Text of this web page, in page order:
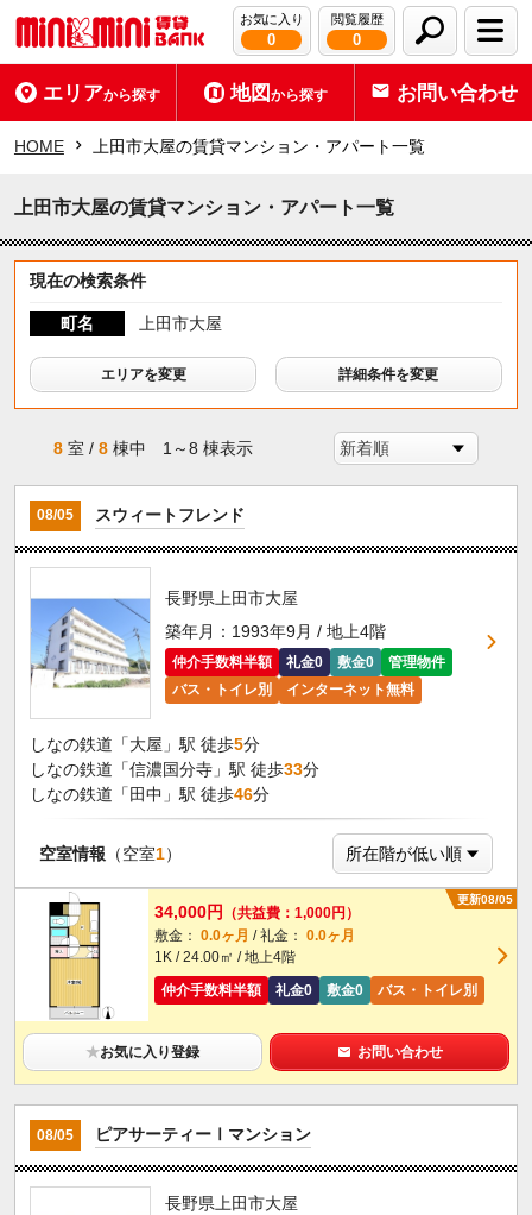
お気に入り
0
閲覧履歴
0
エリアから探す 地図から探す お問い合わせ
HOME 上田市大屋の賃貸マンション・アパート一覧
上田市大屋の賃貸マンション・アパート一覧
現在の検索条件
町名 上田市大屋
エリアを変更 詳細条件を変更
8 室 /8 棟中 1～8 棟表示
08/05 スウィートフレンド
長野県上田市大屋
築年月：1993年9月 / 地上4階
仲介手数料半額 礼金0 敷金0
管理物件
バス・トイレ別
インターネット無料
しなの鉄道「大屋」駅 徒歩5分
しなの鉄道「信濃国分寺」駅 徒歩33分
しなの鉄道「田中」駅 徒歩46分
空室情報 （空室1）
更新08/05
34,000円
（共益費：1,000円）
敷金： 0.0ヶ月 / 礼金： 0.0ヶ月
1K / 24.00㎡ / 地上4階
仲介手数料半額
礼金0 敷金0 バス・トイレ別
★お気に入り登録 お問い合わせ
08/05 ピアサーティーⅠマンション
長野県上田市大屋